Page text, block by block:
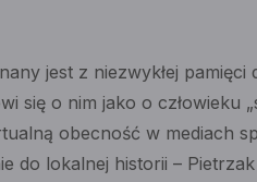
jest z niezwykłej
się o nim jako o człowieku
obecność w mediach
do lokalnej historii –